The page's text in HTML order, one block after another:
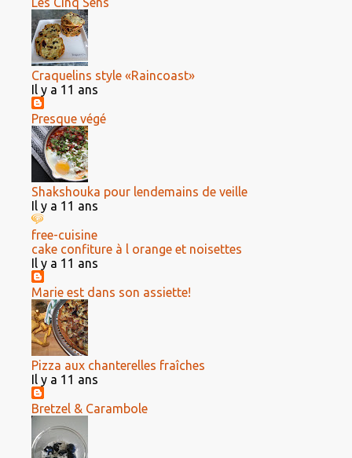
Craquelins style «Raincoast»
Il y a 11 ans
Presque végé
Shakshouka pour lendemains de veille
Il y a 11 ans
free-cuisine
cake confiture à l orange et noisettes
Il y a 11 ans
Marie est dans son assiette!
Pizza aux chanterelles fraîches
Il y a 11 ans
Bretzel & Carambole